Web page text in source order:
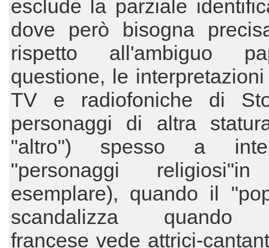
esclude la parziale
dove però bisogna
rispetto all'ambiguo
questione, le
TV e radiofoniche di
personaggi di altra
"altro") spesso a
"personaggi
esemplare), quando il
scandalizza quando
francese vede attrici-